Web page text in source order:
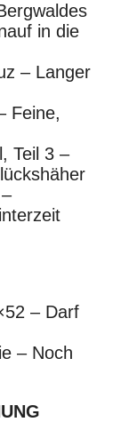
in die
– Langer
Feine,
Teil 3 –
– Darf
– Noch